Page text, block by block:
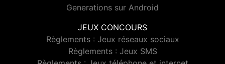
Generations sur Android
JEUX CONCOURS
Règlements : Jeux réseaux sociaux
Règlements : Jeux SMS